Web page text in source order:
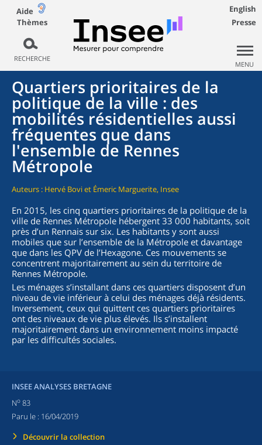
Aide
Thèmes
RECHERCHE
English
Presse
MENU
Quartiers prioritaires de la
politique de la ville : des
mobilités résidentielles aussi
fréquentes que dans
l'ensemble de Rennes
Métropole
Auteurs : Hervé Bovi et Émeric Marguerite, Insee
En 2015, les cinq quartiers prioritaires de la politique de la
ville de Rennes Métropole hébergent 33 000 habitants, soit
près d’un Rennais sur six. Les habitants y sont aussi
mobiles que sur l’ensemble de la Métropole et davantage
que dans les QPV de l’Hexagone. Ces mouvements se
concentrent majoritairement au sein du territoire de
Rennes Métropole.
Les ménages s’installant dans ces quartiers disposent d’un
niveau de vie inférieur à celui des ménages déjà résidents.
Inversement, ceux qui quittent ces quartiers prioritaires
ont des niveaux de vie plus élevés. Ils s’installent
majoritairement dans un environnement moins impacté
par les difficultés sociales.
INSEE ANALYSES BRETAGNE
No 83
Paru le : 16/04/2019
Découvrir la collection